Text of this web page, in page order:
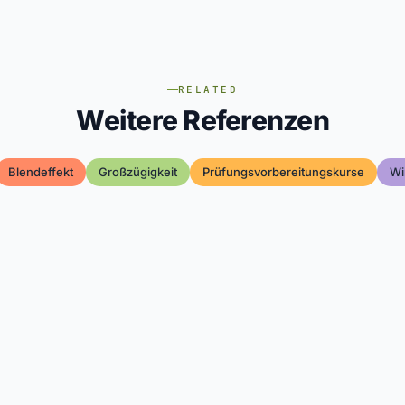
RELATED
Weitere Referenzen
Blendeffekt Großzügigkeit Prüfungsvorbereitungskurse